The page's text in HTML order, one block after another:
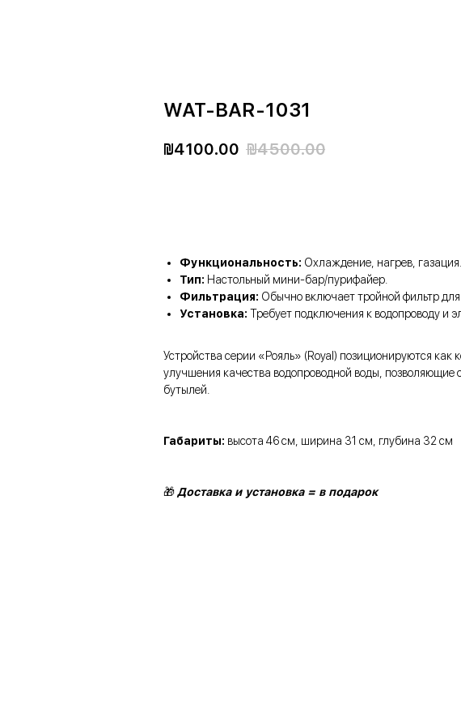
WAT-BAR-1031
₪4100.00 ₪4500.00
Функциональность: Охлаждение, нагрев, газация.
Тип: Настольный мини-бар/пурифайер.
Фильтрация: Обычно включает тройной фильтр для
Установка: Требует подключения к водопроводу и
Устройства серии «Рояль» (Royal) позиционируются как
улучшения качества водопроводной воды, позволяющие
бутылей.
Габариты: высота 46 см, ширина 31 см, глубина 32 см
🎁Доставка и установка = в подарок